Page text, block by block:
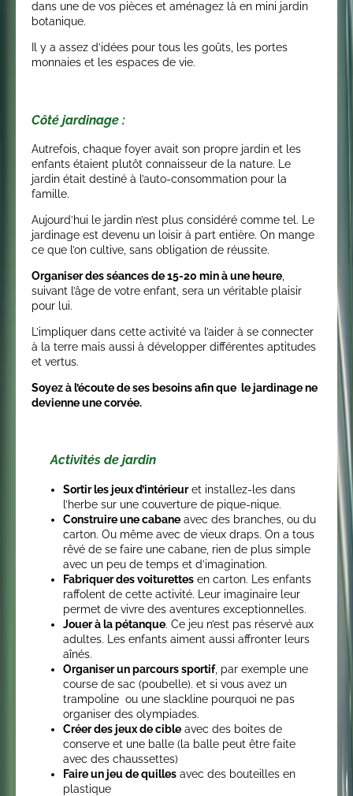
dans une de vos pièces et aménagez là en mini jardin
botanique.
Il y a assez d’idées pour tous les goûts, les portes
monnaies et les espaces de vie.
Côté jardinage :
Autrefois, chaque foyer avait son propre jardin et les
enfants étaient plutôt connaisseur de la nature. Le
jardin était destiné à l’auto-consommation pour la
famille.
Aujourd’hui le jardin n’est plus considéré comme tel. Le
jardinage est devenu un loisir à part entière. On mange
ce que l’on cultive, sans obligation de réussite.
Organiser des séances de 15-20 min à une heure
suivant l’âge de votre enfant, sera un véritable plaisir
pour lui.
L’impliquer dans cette activité va l’aider à se connecter
à la terre mais aussi à développer différentes aptitudes
et vertus.
Soyez à l’écoute de ses besoins afin que le jardinage ne
devienne une corvée.
Activités de jardin
Sortir les jeux d’intérieuret installez-les dans
l’herbe sur une couverture de pique-nique.
Construire une cabane avec des branches, ou du
carton. Ou même avec de vieux draps. On a tous
rêvé de se faire une cabane, rien de plus simple
avec un peu de temps et d’imagination.
Fabriquer des voiturettes en carton. Les enfants
raffolent de cette activité. Leur imaginaire leur
permet de vivre des aventures exceptionnelles.
Jouer à la pétanque. Ce jeu n’est pas réservé aux
adultes. Les enfants aiment aussi affronter leurs
aînés.
Organiser un parcours sportif, par exemple une
course de sac (poubelle). et si vous avez un
trampoline ou une slackline pourquoi ne pas
organiser des olympiades.
Créer des jeux de cible avec des boites de
conserve et une balle (la balle peut être faite
avec des chaussettes)
Faire un jeu de quilles avec des bouteilles en
plastique